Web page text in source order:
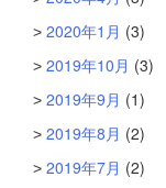
2020年1月 (3)
2019年10月 (3)
2019年9月 (1)
2019年8月 (2)
2019年7月 (2)